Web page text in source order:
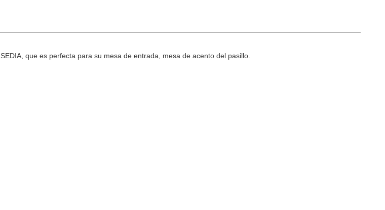
que es perfecta para su mesa de entrada, mesa de acento del pasillo.